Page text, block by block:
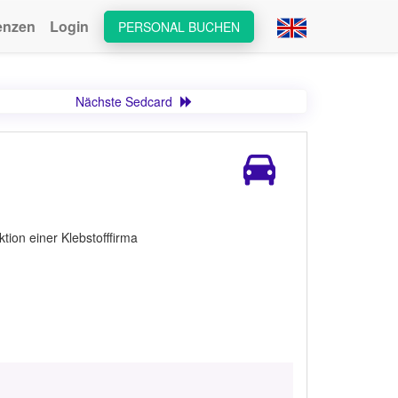
PERSONAL BUCHEN
Login
Nächste Sedcard
einer Klebstofffirma